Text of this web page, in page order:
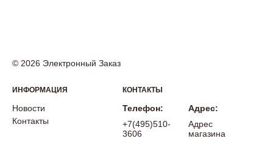
© 2026 Электронный Заказ
ИНФОРМАЦИЯ
Новости
Контакты
КОНТАКТЫ
Телефон:
+7(495)510-
3606
Адрес:
Адрес
магазина